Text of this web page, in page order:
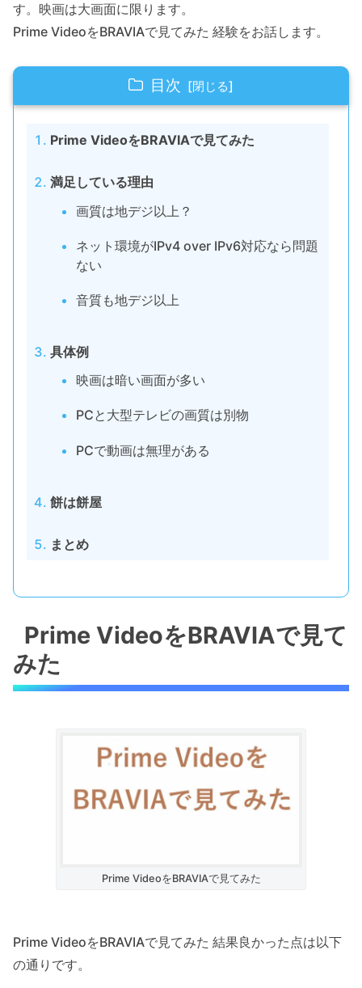
す。映画は大画面に限ります。
Prime VideoをBRAVIAで見てみた 経験をお話します。
目次
Prime VideoをBRAVIAで見てみた
満足している理由
画質は地デジ以上？
ネット環境がIPv4 over IPv6対応なら問題
ない
音質も地デジ以上
具体例
映画は暗い画面が多い
PCと大型テレビの画質は別物
PCで動画は無理がある
餅は餅屋
まとめ
Prime VideoをBRAVIAで見て
みた
Prime VideoをBRAVIAで見てみた
Prime VideoをBRAVIAで見てみた 結果良かった点は以下
の通りです。